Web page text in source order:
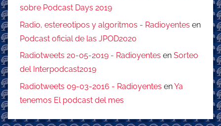
sobre Podcast Days 2019
Radio, estereotipos y algoritmos - Radioyentes en
Podcast oficial de las JPOD2020
Radiotweets 20-05-2019 - Radioyentes en Sorteo
del Interpodcast2019
Radiotweets 09-03-2016 - Radioyentes enYa
tenemos El podcast del mes